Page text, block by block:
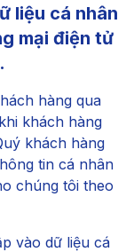
liệu cá nhân
mại điện tử
hàng qua
khách hàng
khách hàng
tin cá nhân
chúng tôi theo
vào dữ liệu cá